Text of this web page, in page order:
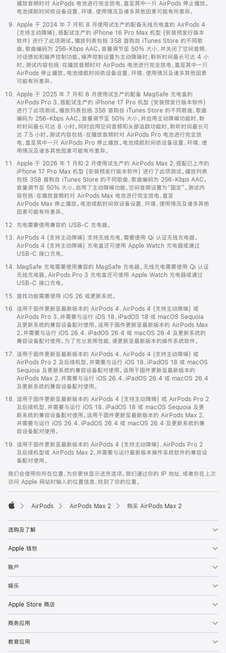
播放音频时对 AirPods 电池进行完全放电，直至其中一只 AirPods 停止播放。
电池续航时间依设备设置、环境、使用情况及诸多其他因素可能有所差异。
Apple 于 2024 年 7 月和 8 月使用试生产的配备无线充电盒的 AirPods 4
(支持主动降噪)，搭配试生产的 iPhone 16 Pro Max 机型 (安装预发行版本
软件) 进行了此项测试。播放列表包括 358 首购自 iTunes Store 的不同歌
曲，歌曲编码为 256-Kbps AAC。音量调节至 50% 大小，并关闭了空间音频、
对话感知和噪声控制功能。噪声控制设置为主动降噪时，聆听时间最长可达 4 小
时。测试内容包括：在播放音频时对 AirPods 电池进行完全放电，直至其中一只
AirPods 停止播放。电池续航时间依设备设置、环境、使用情况及诸多其他因素
可能有所差异。
Apple 于 2025 年 7 月和 8 月使用试生产的配备 MagSafe 充电盒的
AirPods Pro 3，搭配试生产的 iPhone 17 Pro 机型 (安装预发行版本软件)
进行了此项测试。播放列表包括 358 首购自 iTunes Store 的不同歌曲，歌曲
编码为 256-Kbps AAC。音量调节至 50% 大小，并启用主动降噪功能时，聆
听时间最长可达 8 小时。同时启用空间音频和头部追踪功能时，聆听时间最长可
达 7.5 小时。测试内容包括：在播放音频时对 AirPods Pro 电池进行完全放
电，直至其中一只 AirPods Pro 停止播放。电池续航时间依设备设置、环境、使
用情况及诸多其他因素可能有所差异。
Apple 于 2026 年 1 月和 2 月使用试生产的 AirPods Max 2，搭配已上市的
iPhone 17 Pro Max 机型 (安装预发行版本软件) 进行了此项测试。播放列表
包括 358 首购自 iTunes Store 的不同歌曲，歌曲编码为 256-Kbps AAC。
音量调节至 50% 大小，启用了主动降噪功能，空间音频设置为“固定”。测试内
容包括：在播放音频时对 AirPods Max 电池进行完全放电，直至
AirPods Max 停止播放。电池续航时间依设备设置、环境、使用情况及诸多其他
因素可能有所差异。
充电需要使用兼容的 USB-C 充电器。
AirPods 4 (支持主动降噪) 支持无线充电，需要使用 Qi 认证无线充电器。
AirPods 4 (支持主动降噪) 充电盒还可使用 Apple Watch 充电器或通过
USB-C 接口充电。
MagSafe 充电需要使用兼容的 MagSafe 充电器。无线充电需要使用 Qi 认证
无线充电器。AirPods Pro 3 充电盒还可使用 Apple Watch 充电器或通过
USB-C 接口充电。
查找功能需要使用 iOS 26 或更新系统。
适用于固件更新至最新版本的 AirPods 4、AirPods 4 (支持主动降噪) 或
AirPods Pro 3，并需要与运行 iOS 18、iPadOS 18 或 macOS Sequoia
及更新系统的兼容设备配对使用。适用于固件更新至最新版本的 AirPods Max
2，并需要与运行 iOS 26.4、iPadOS 26.4 或 macOS 26.4 及更新系统的
兼容设备配对使用。为了充分发挥性能，请更新至最新版本的操作系统软件。
适用于固件更新至最新版本的 AirPods 4、AirPods 4 (支持主动降噪) 或
AirPods Pro 2 及后续机型，并需要与运行 iOS 18、iPadOS 18 或 macOS
Sequoia 及更新系统的兼容设备配对使用。适用于固件更新至最新版本的
AirPods Max 2，并需要与运行 iOS 26.4、iPadOS 26.4 或 macOS 26.4
及更新系统的兼容设备配对使用。
适用于固件更新至最新版本的 AirPods 4 (支持主动降噪) 或 AirPods Pro 2
及后续机型，并需要与运行 iOS 18、iPadOS 18 或 macOS Sequoia 及更
新系统的兼容设备配对使用。适用于固件更新至最新版本的 AirPods Max 2，
并需要与运行 iOS 26.4、iPadOS 26.4 或 macOS 26.4 及更新系统的兼
容设备配对使用。
适用于固件更新至最新版本的 AirPods 4 (支持主动降噪)、AirPods Pro 2
及后续机型或 AirPods Max 2，并需要与运行最新版本操作系统软件的兼容设
备配对使用。
我们会使用你所在位置，为你更快显示送货选项。我们通过你的 IP 地址，或者你在上次
访问 Apple 网站时输入的位置信息，找到了你的位置。
AirPods AirPods Max 2 购买 AirPods Max 2
选购及了解
Apple 钱包
账户
娱乐
Apple Store 商店
商务应用
教育应用